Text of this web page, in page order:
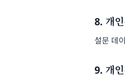
8. 개
설문 데
9. 개